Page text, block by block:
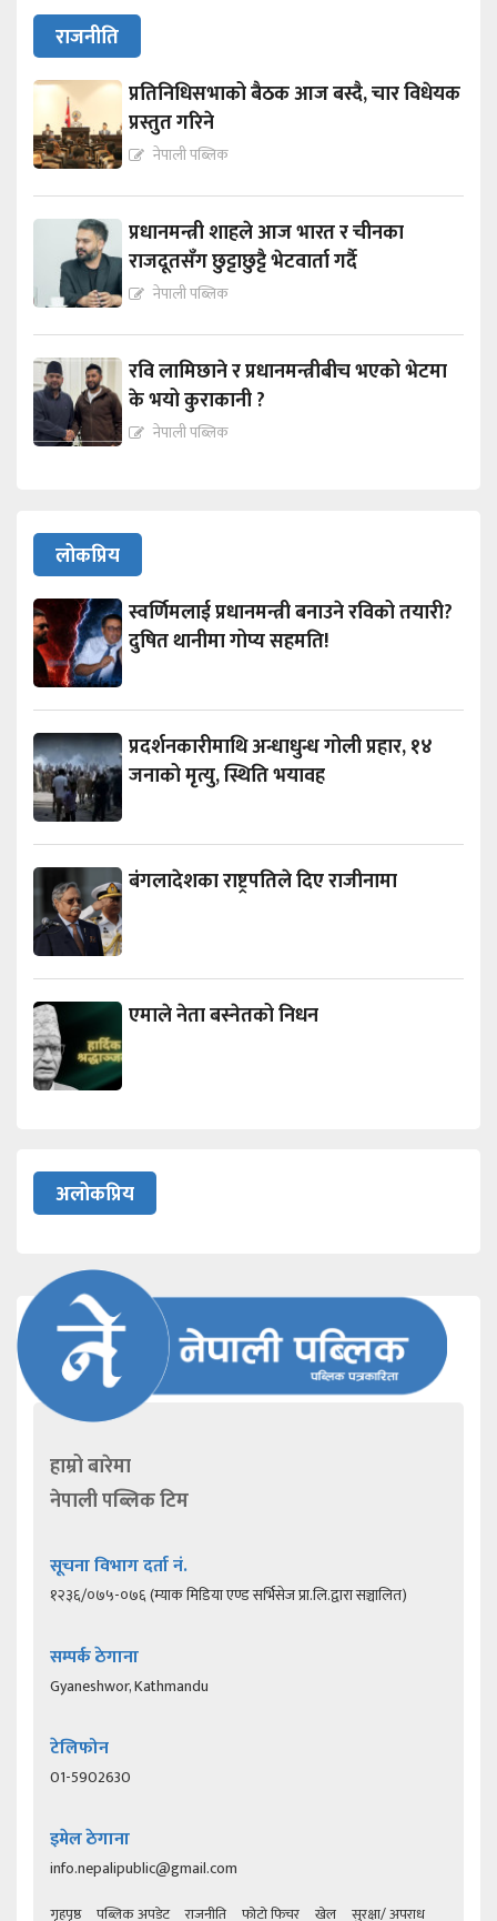
राजनीति
प्रतिनिधिसभाको बैठक आज बस्दै, चार विधेयक
प्रस्तुत गरिने
नेपाली पब्लिक
प्रधानमन्त्री शाहले आज भारत र चीनका
राजदूतसँग छुट्टाछुट्टै भेटवार्ता गर्दै
नेपाली पब्लिक
रवि लामिछाने र प्रधानमन्त्रीबीच भएको भेटमा
के भयो कुराकानी ?
नेपाली पब्लिक
लोकप्रिय
स्वर्णिमलाई प्रधानमन्त्री बनाउने रविको तयारी?
दुषित थानीमा गोप्य सहमति!
प्रदर्शनकारीमाथि अन्धाधुन्ध गोली प्रहार, १४
जनाको मृत्यु, स्थिति भयावह
बंगलादेशका राष्ट्रपतिले दिए राजीनामा
एमाले नेता बस्नेतको निधन
अलोकप्रिय
हाम्रो बारेमा
नेपाली पब्लिक टिम
सूचना विभाग दर्ता नं.
१२३६/०७५-०७६ (म्याक मिडिया एण्ड सर्भिसेज प्रा.लि.द्वारा सञ्चालित)
सम्पर्क ठेगाना
Gyaneshwor, Kathmandu
टेलिफोन
01-5902630
इमेल ठेगाना
info.nepalipublic@gmail.com
गृहपृष्ठ पब्लिक अपडेट राजनीति फोटो फिचर खेल सुरक्षा/ अपराध